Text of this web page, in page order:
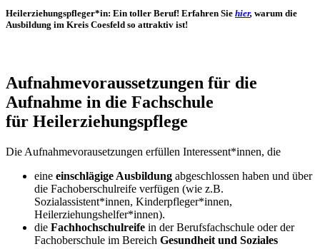
Heilerziehungspfleger*in: Ein toller Beruf! Erfahren Sie hier, warum die
Ausbildung im Kreis Coesfeld so attraktiv ist!
Aufnahmevoraussetzungen für die
Aufnahme in die Fachschule
für Heilerziehungspflege
Die Aufnahmevorausetzungen erfüllen Interessent*innen, die
eine einschlägige Ausbildung abgeschlossen haben und über
die Fachoberschulreife verfügen (wie z.B.
Sozialassistent*innen, Kinderpfleger*innen,
Heilerziehungshelfer*innen).
die Fachhochschulreife in der Berufsfachschule oder der
Fachoberschule im Bereich Gesundheit und Soziales